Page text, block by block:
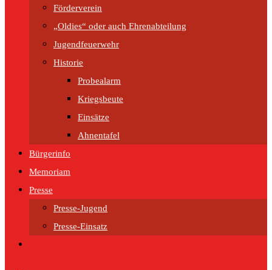
Förderverein
„Oldies“ oder auch Ehrenabteilung
Jugendfeuerwehr
Historie
Probealarm
Kriegsbeute
Einsätze
Ahnentafel
Bürgerinfo
Memoriam
Presse
Presse-Jugend
Presse-Einsatz